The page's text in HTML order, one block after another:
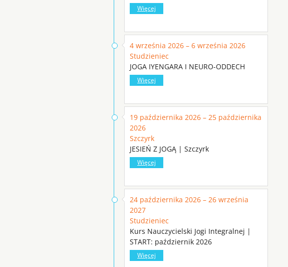
Więcej
4 września 2026 – 6 września 2026
Studzieniec
JOGA IYENGARA I NEURO-ODDECH
Więcej
19 października 2026 – 25 października
2026
Szczyrk
JESIEŃ Z JOGĄ | Szczyrk
Więcej
24 października 2026 – 26 września
2027
Studzieniec
Kurs Nauczycielski Jogi Integralnej |
START: październik 2026
Więcej